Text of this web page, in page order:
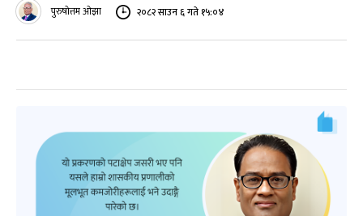
पुरुषोत्तम ओझा २०८२ साउन ६ गते १५:०४